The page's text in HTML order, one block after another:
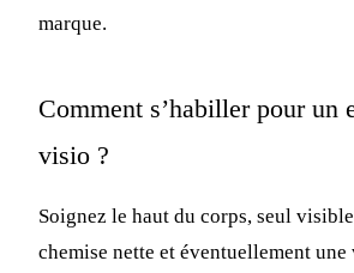
marque.
Comment s’habiller pour un
visio ?
Soignez le haut du corps, seul
chemise nette et éventuellement une